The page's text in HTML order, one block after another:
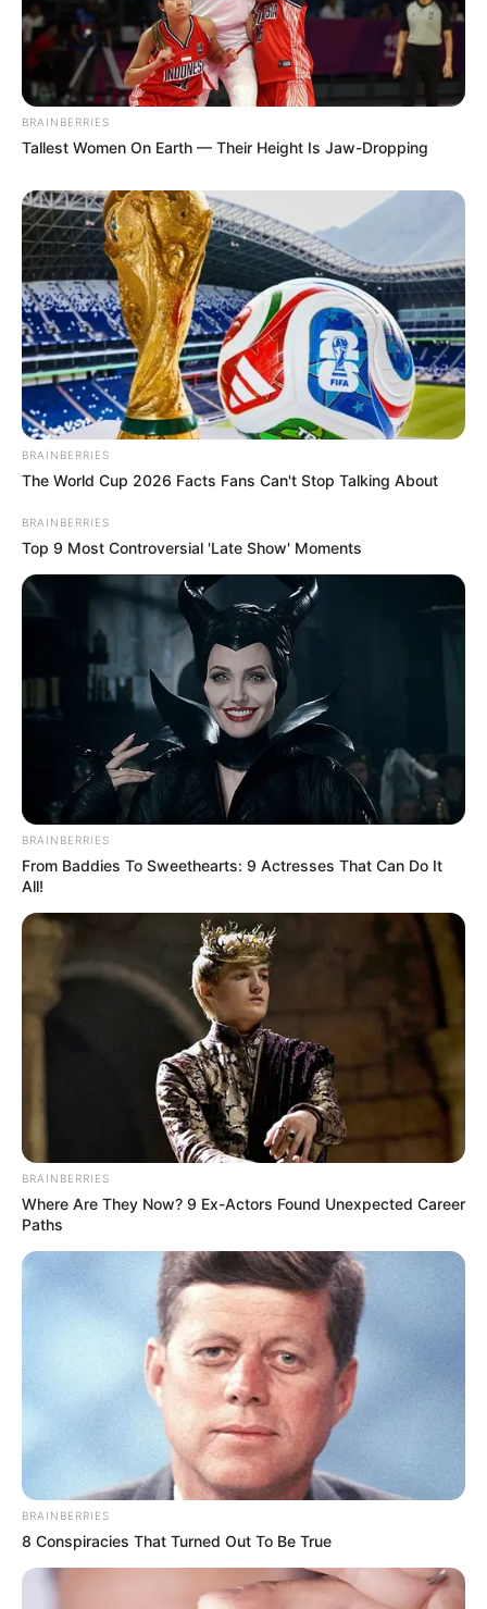
BRAINBERRIES
Tallest Women On Earth — Their Height Is Jaw-Dropping
BRAINBERRIES
The World Cup 2026 Facts Fans Can't Stop Talking About
BRAINBERRIES
Top 9 Most Controversial 'Late Show' Moments
BRAINBERRIES
From Baddies To Sweethearts: 9 Actresses That Can Do It
All!
BRAINBERRIES
Where Are They Now? 9 Ex-Actors Found Unexpected Career
Paths
BRAINBERRIES
8 Conspiracies That Turned Out To Be True